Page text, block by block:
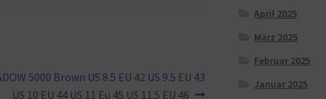
5000 Brown US 8.5 EU 42 US 9.5 EU 43
US 10 EU 44 US 11 Eu 45 US 11.5 EU 46
April 2025
März 2025
Februar 2025
Januar 2025